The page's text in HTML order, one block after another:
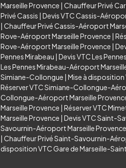
Marseille Provence | Chauffeur Privé
Privé Cassis | Devis VTC Cassis-
| Chauffeur Privé Cassis-Aéroport
Rove-Aéroport Marseille Provence |
Rove-Aéroport Marseille Provence |
Pennes Mirabeau | Devis VTC Les
Les Pennes Mirabeau-Aéroport
Simiane-Collongue | Mise à
Réserver VTC Simiane-Collongue-
Collongue-Aéroport Marseille
Marseille Provence | Réserver VTC
Marseille Provence | Devis VTC Saint-
Savournin-Aéroport Marseille Provence
| Chauffeur Privé Saint-Savournin-
disposition VTC Gare de Marseille-